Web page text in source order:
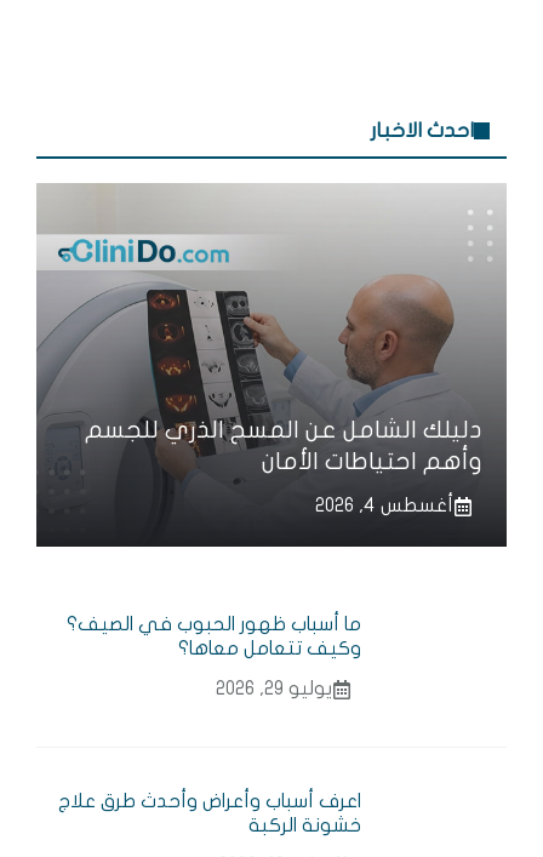
احدث الاخبار
دليلك الشامل عن المسح الذري للجسم
وأهم احتياطات الأمان
أغسطس 4, 2026
ما أسباب ظهور الحبوب في الصيف؟
وكيف تتعامل معاها؟
يوليو 29, 2026
اعرف أسباب وأعراض وأحدث طرق علاج
خشونة الركبة